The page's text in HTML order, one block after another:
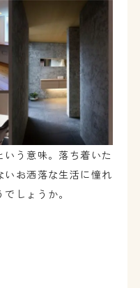
う意味。落ち着いた
お洒落な生活に憧れ
しょうか。